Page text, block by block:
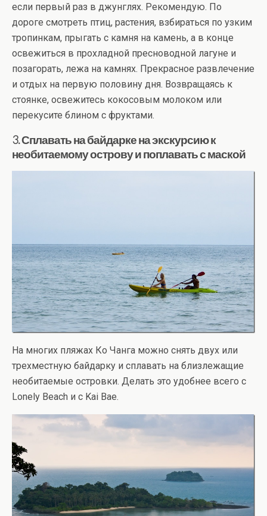
если первый раз в джунглях. Рекомендую. По
дороге смотреть птиц, растения, взбираться по узким
тропинкам, прыгать с камня на камень, а в конце
освежиться в прохладной пресноводной лагуне и
позагорать, лежа на камнях. Прекрасное развлечение
и отдых на первую половину дня. Возвращаясь к
стоянке, освежитесь кокосовым молоком или
перекусите блином с фруктами.
3. Сплавать на байдарке на экскурсию к
необитаемому острову и поплавать с маской
На многих пляжах Ко Чанга можно снять двух или
трехместную байдарку и сплавать на близлежащие
необитаемые островки. Делать это удобнее всего с
Lonely Beach и с Kai Bae.